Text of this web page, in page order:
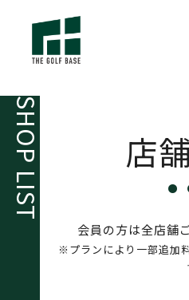
SHOP LIST 店
会員の方は全店舗
※プランにより一部追加